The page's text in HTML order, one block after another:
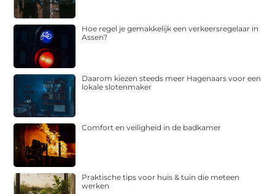
Hoe regel je gemakkelijk een verkeersregelaar in
Assen?
Daarom kiezen steeds meer Hagenaars voor een
lokale slotenmaker
Comfort en veiligheid in de badkamer
Praktische tips voor huis & tuin die meteen
werken